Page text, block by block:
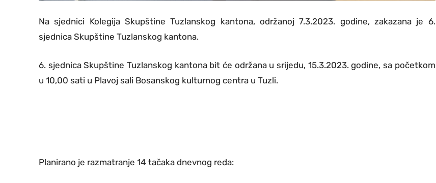
Na sjednici Kolegija Skupštine Tuzlanskog kantona, održanoj 7.3.2023. godine, zakazana je 6.
sjednica Skupštine Tuzlanskog kantona.
6. sjednica Skupštine Tuzlanskog kantona bit će održana u srijedu, 15.3.2023. godine, sa početkom
u 10,00 sati u Plavoj sali Bosanskog kulturnog centra u Tuzli.
Planirano je razmatranje 14 tačaka dnevnog reda: